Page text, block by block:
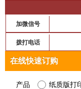
加微信号
拨打电话